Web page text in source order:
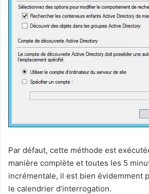
Par défaut, cette méthode est
manière complète et toutes les 5
incrémentale, il est bien évidemment
le calendrier d’interrogation.